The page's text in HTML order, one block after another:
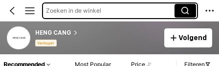
Zoeken in de winkel
HENG CANG
Verkoper
Volgend
Recommended Most Popular Price Filteren